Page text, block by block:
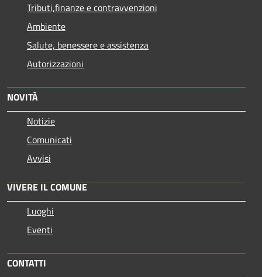
Tributi,finanze e contravvenzioni
Ambiente
Salute, benessere e assistenza
Autorizzazioni
NOVITÀ
Notizie
Comunicati
Avvisi
VIVERE IL COMUNE
Luoghi
Eventi
CONTATTI